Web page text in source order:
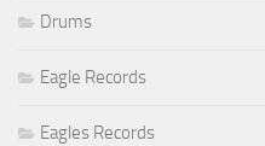
Drums
Eagle Records
Eagles Records